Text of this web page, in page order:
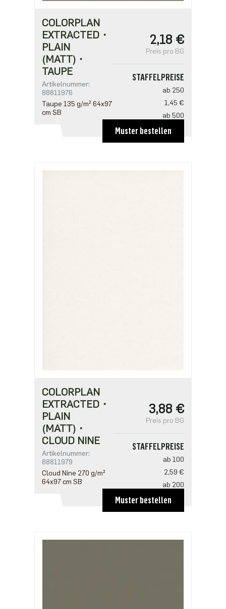
COLORPLAN
EXTRACTED・
PLAIN
(MATT)・
TAUPE
Artikelnummer:
88811976
Taupe 135 g/m² 64x97
cm SB
2,18 €
Preis pro BG
STAFFELPREISE
ab 250
1,45 €
ab 500
1,41 €
ab 1250
Muster bestellen
COLORPLAN
EXTRACTED・
PLAIN
(MATT)・
CLOUD NINE
Artikelnummer:
88811979
Cloud Nine 270 g/m²
64x97 cm SB
3,88 €
Preis pro BG
STAFFELPREISE
ab 100
2,59 €
ab 200
2,50 €
ab 500
Muster bestellen